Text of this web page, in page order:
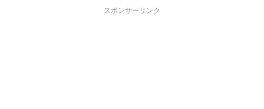
スポンサーリンク